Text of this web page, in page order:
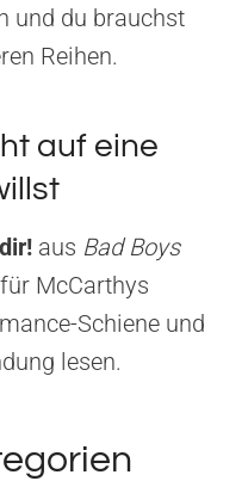
und du brauchst
Reihen.
auf eine
aus Bad Boys
McCarthys
Schiene und
lesen.